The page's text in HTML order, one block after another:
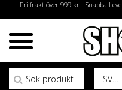
Fri frakt över 999 kr - Snabba
SV
Sök efter: